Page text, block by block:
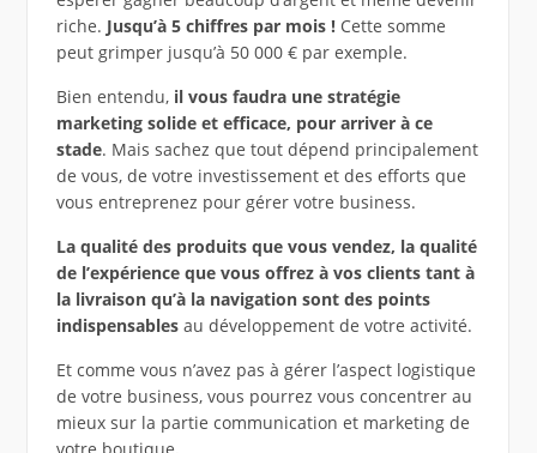
riche. Jusqu’à 5 chiffres par mois !Cette somme
peut grimper jusqu’à 50 000 € par exemple.
Bien entendu, il vous faudra une stratégie
marketing solide et efficace, pour arriver à ce
stade. Mais sachez que tout dépend principalement
de vous, de votre investissement et des efforts que
vous entreprenez pour gérer votre business.
La qualité des produits que vous vendez, la qualité
de l’expérience que vous offrez à vos clients tant à
la livraison qu’à la navigation sont des points
indispensablesau développement de votre activité.
Et comme vous n’avez pas à gérer l’aspect logistique
de votre business, vous pourrez vous concentrer au
mieux sur la partie communication et marketing de